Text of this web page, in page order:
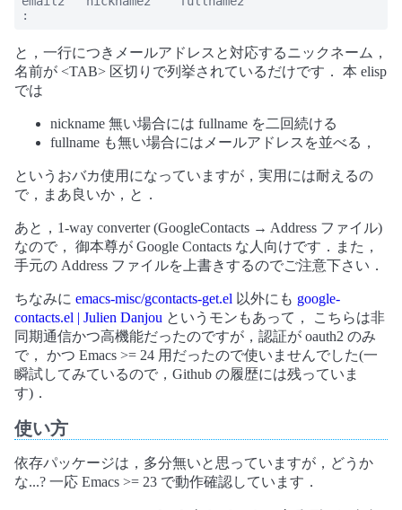
:
と，一行につきメールアドレスと対応するニックネーム，
名前が <TAB> 区切りで列挙されているだけです． 本 elisp
では
nickname 無い場合には fullname を二回続ける
fullname も無い場合にはメールアドレスを並べる，
というおバカ使用になっていますが，実用には耐えるの
で，まあ良いか，と．
あと，1-way converter (GoogleContacts → Address ファイル)
なので， 御本尊が Google Contacts な人向けです．また，
手元の Address ファイルを上書きするのでご注意下さい．
ちなみに emacs-misc/gcontacts-get.el 以外にも google-
contacts.el | Julien Danjou というモンもあって， こちらは非
同期通信かつ高機能だったのですが，認証が oauth2 のみ
で， かつ Emacs >= 24 用だったので使いませんでした(一
瞬試してみているので，Github の履歴には残っていま
す)．
使い方
依存パッケージは，多分無いと思っていますが，どうか
な...? 一応 Emacs >= 23 で動作確認しています．